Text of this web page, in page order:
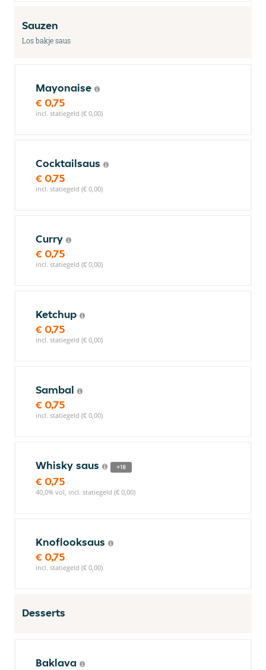
Sauzen
Los bakje saus
Mayonaise
€ 0,75
incl. statiegeld (€ 0,00)
Cocktailsaus
€ 0,75
incl. statiegeld (€ 0,00)
Curry
€ 0,75
incl. statiegeld (€ 0,00)
Ketchup
€ 0,75
incl. statiegeld (€ 0,00)
Sambal
€ 0,75
incl. statiegeld (€ 0,00)
Whisky saus +18
€ 0,75
40,0% vol, incl. statiegeld (€ 0,00)
Knoflooksaus
€ 0,75
incl. statiegeld (€ 0,00)
Desserts
Baklava